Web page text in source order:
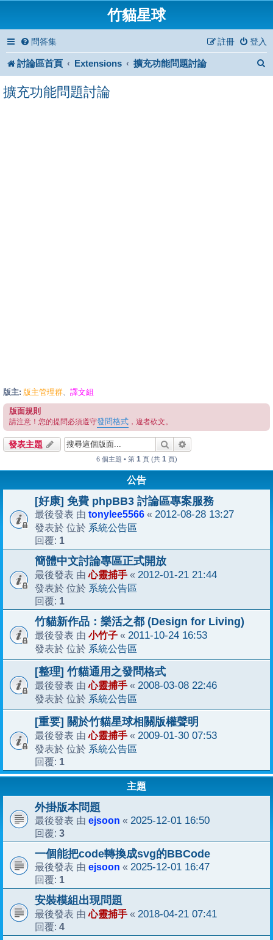
竹貓星球
問答集 登入
註冊
討論區首頁 Extensions 擴充功能問題討論
擴充功能問題討論
版主: 版主管理群、 譯文組
版面規則
請注意！您的提問必須遵守發問格式 ，違者砍文。
發表主題 搜尋
6 個主題 • 第 1 頁 (共 1 頁)
公告
[好康] 免費 phpBB3 討論區專案服務
最後發表 由 tonylee5566 « 2012-08-28 13:27
發表於 位於 系統公告區
回覆: 1
簡體中文討論專區正式開放
最後發表 由心靈捕手 « 2012-01-21 21:44
發表於 位於 系統公告區
回覆: 1
竹貓新作品：樂活之都 (Design for Living)
最後發表 由 小竹子 « 2011-10-24 16:53
發表於 位於 系統公告區
[整理] 竹貓通用之發問格式
最後發表 由心靈捕手 « 2008-03-08 22:46
發表於 位於 系統公告區
[重要] 關於竹貓星球相關版權聲明
最後發表 由心靈捕手 « 2009-01-30 07:53
發表於 位於 系統公告區
回覆: 1
主題
外掛版本問題
最後發表 由 ejsoon « 2025-12-01 16:50
回覆: 3
一個能把code轉換成svg的BBCode
最後發表 由 ejsoon « 2025-12-01 16:47
回覆: 1
安裝模組出現問題
最後發表 由心靈捕手 « 2018-04-21 07:41
回覆: 4